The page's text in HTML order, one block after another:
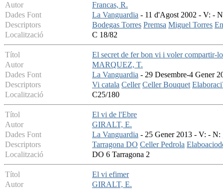
Autor
Francas, R.
Dades Font
La Vanguardia - 11 d'Agost 2002 - V: -
Descriptors
Bodegas Torres Premsa Miguel Torres
Localització
C 18/82
Títol
El secret de fer bon vi i voler compartir-lo
Autor
MARQUEZ, T.
Dades Font
La Vanguardia - 29 Desembre-4 Gener
Descriptors
Vi catala Celler Celler Bouquet
Localització
C25/180
Títol
El vi de l'Ebre
Autor
GIRALT, E.
Dades Font
La Vanguardia - 25 Gener 2013 - V: - N:
Descriptors
Tarragona DO Celler Pedrola
Localització
DO 6 Tarragona 2
Títol
El vi efimer
Autor
GIRALT, E.